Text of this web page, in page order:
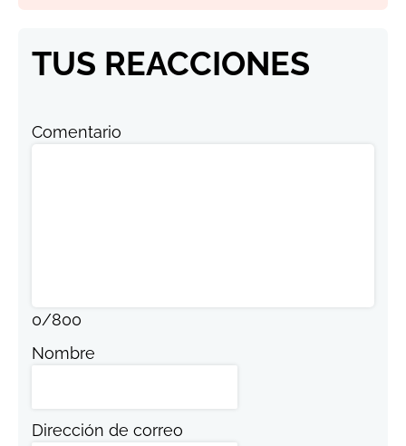
TUS REACCIONES
Comentario
0/800
Nombre
Dirección de correo